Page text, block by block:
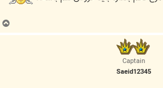
ب
ا
Captain
Saeid12345